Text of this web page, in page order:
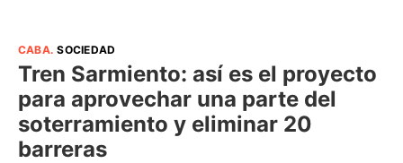
CABA.SOCIEDAD
Tren Sarmiento: así es el proyecto
para aprovechar una parte del
soterramiento y eliminar 20
barreras